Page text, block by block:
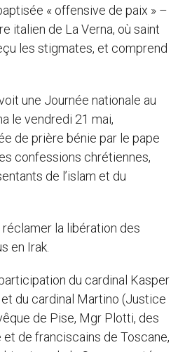
« offensive de paix » –
italien de La Verna, où saint
les stigmates, et comprend
une Journée nationale au
le vendredi 21 mai,
de prière bénie par le pape
confessions chrétiennes,
de l’islam et du
réclamer la libération des
en Irak.
du cardinal Kasper
du cardinal Martino (Justice
de Pise, Mgr Plotti, des
de franciscains de Toscane,